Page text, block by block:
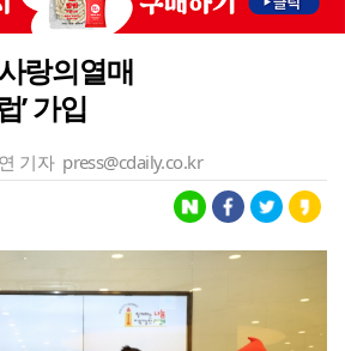
랑의열매
’ 가입
기자 press@cdaily.co.kr